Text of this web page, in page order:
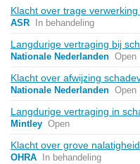
Klacht over trage
ASR In behandeling
Langdurige vertraging bij
Nationale Nederlanden Open
Klacht over afwijzing
Nationale Nederlanden Open
Langdurige vertraging in
Mintley Open
Klacht over grove
OHRA In behandeling